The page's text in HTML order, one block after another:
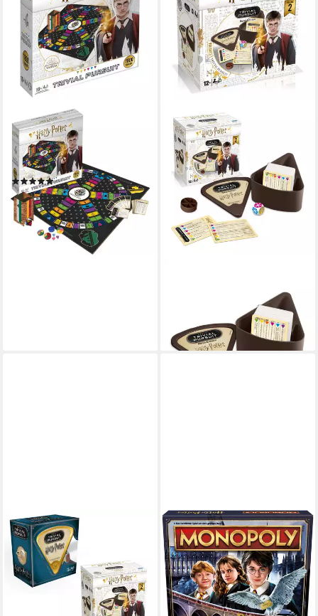
WINNING MOVES
Spiel Trivial Pursuit Harry
Potter XL, Wissenspiel, 1800
Fragen
(2)
ab 42,99 €
lieferbar - in 2-3 Werktagen bei dir
Potter Vol. 2, Wissenspiel
ab 19,99 €
lieferbar - in 2-3 Werktagen bei dir